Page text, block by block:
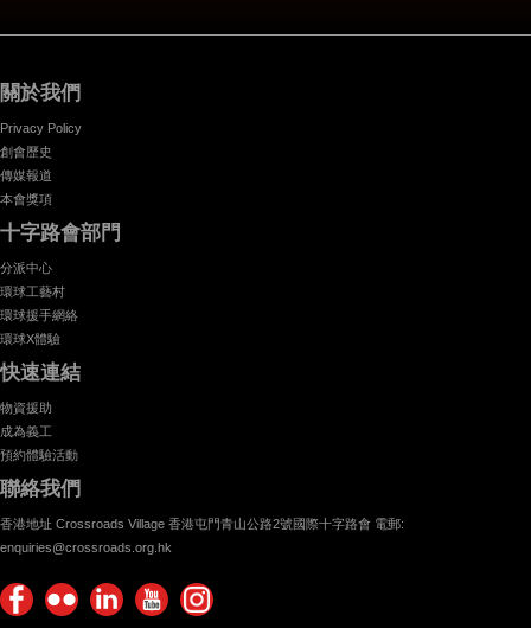
關於我們
Privacy Policy
創會歷史
傳媒報道
本會獎項
十字路會部門
分派中心
環球工藝村
環球援手網絡
環球X體驗
快速連結
物資援助
成為義工
預約體驗活動
聯絡我們
香港地址 Crossroads Village 香港屯門青山公路2號國際十字路會 電郵:
enquiries@crossroads.org.hk